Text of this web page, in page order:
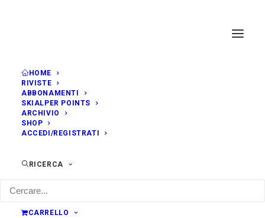
HOME
RIVISTE
ABBONAMENTI
SKIALPER POINTS
ARCHIVIO
SHOP
ACCEDI/REGISTRATI
RICERCA
CARRELLO